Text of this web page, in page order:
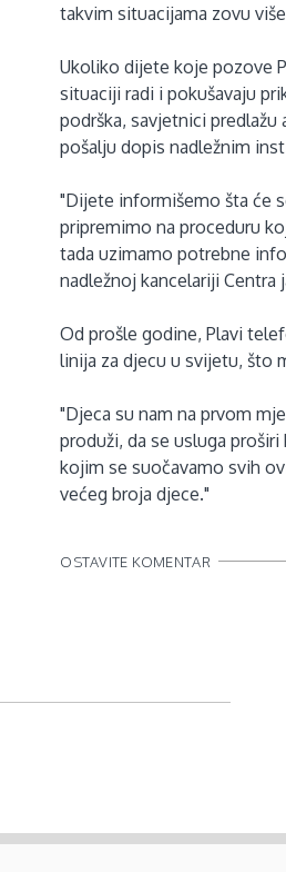
takvim situacijama zovu
Ukoliko dijete koje pozove
situaciji radi i pokušavaju
podrška, savjetnici
pošalju dopis nadležnim
"Dijete informišemo šta će
pripremimo na proceduru
tada uzimamo potrebne
nadležnoj kancelariji
Od prošle godine, Plavi
linija za djecu u svijetu, što
"Djeca su nam na prvom
produži, da se usluga
kojim se suočavamo svih
većeg broja djece."
OSTAVITE KOMENTAR